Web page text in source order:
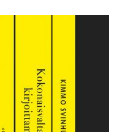
on: